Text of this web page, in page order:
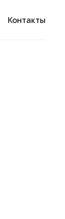
Контакты